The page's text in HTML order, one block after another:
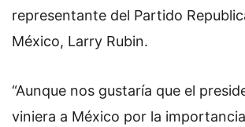
representante del Partido
México, Larry Rubin.
“Aunque nos gustaría que el
viniera a México por la